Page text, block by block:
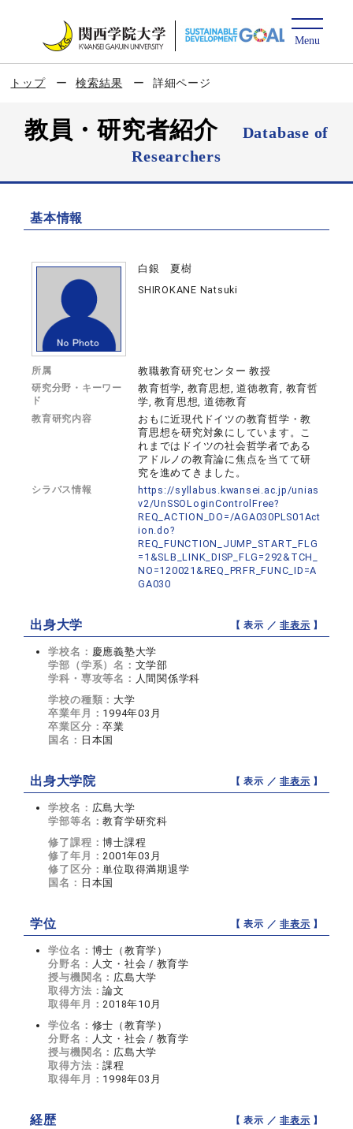
トップ 検索結果 詳細ページ
教員・研究者紹介
Database of
Researchers
基本情報
白銀 夏樹
SHIROKANE Natsuki
所属 教職教育研究センター 教授
研究分野・キーワー
ド
教育哲学, 教育思想, 道徳教育, 教育哲
学, 教育思想, 道徳教育
教育研究内容
おもに近現代ドイツの教育哲学・教
育思想を研究対象にしています。こ
れまではドイツの社会哲学者である
アドルノの教育論に焦点を当てて研
究を進めてきました。
シラバス情報
https://syllabus.kwansei.ac.jp/unias
v2/UnSSOLoginControlFree?
REQ_ACTION_DO=/AGA030PLS01Act
ion.do?
REQ_FUNCTION_JUMP_START_FLG
=1&SLB_LINK_DISP_FLG=292&TCH_
NO=120021&REQ_PRFR_FUNC_ID=A
GA030
出身大学 【 表示 ／非表示 】
学校名： 慶應義塾大学
学部（学系）名： 文学部
学科・専攻等名： 人間関係学科
学校の種類： 大学
卒業年月： 1994年03月
卒業区分：卒業
国名： 日本国
出身大学院 【 表示 ／非表示 】
学校名： 広島大学
学部等名：教育学研究科
修了課程：博士課程
修了年月：2001年03月
修了区分：単位取得満期退学
国名： 日本国
学位 【 表示 ／非表示 】
学位名： 博士（教育学）
分野名： 人文・社会 / 教育学
授与機関名： 広島大学
取得方法：論文
取得年月：2018年10月
学位名： 修士（教育学）
分野名： 人文・社会 / 教育学
授与機関名： 広島大学
取得方法：課程
取得年月： 1998年03月
経歴 【 表示 ／非表示 】